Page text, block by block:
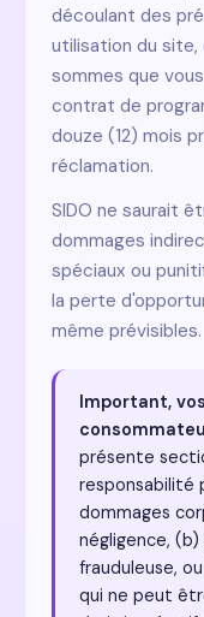
découlant des
utilisation du
sommes que
contrat de
douze (12) mois
réclamation.
SIDO ne saurait
dommages
spéciaux ou
la perte
même prévisibles.
Important,
présente
responsabilité
dommages
négligence,
frauduleuse,
qui ne peut